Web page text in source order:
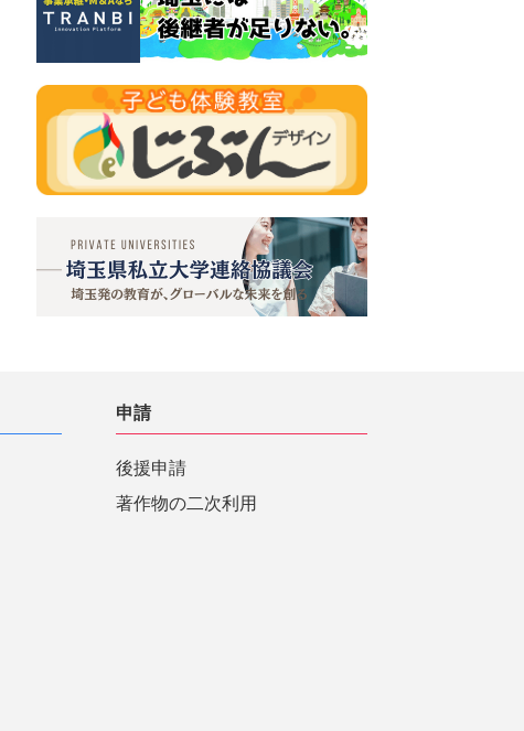
申請
後援申請
著作物の二次利用